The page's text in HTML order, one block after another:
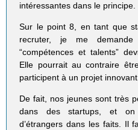
intéressantes dans le principe.
Sur le point 8, en tant que
recruter, je me
“compétences et talents”
Elle pourrait au contraire
participent à un projet innovant.
De fait, nos jeunes sont très
dans des startups, et on
d’étrangers dans les faits. Il